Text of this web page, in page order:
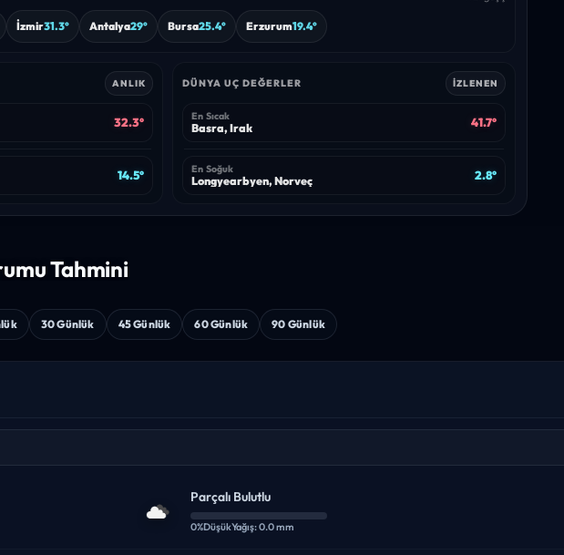
İzmir31.3° Antalya29° Bursa25.4° Erzurum19.4°
ANLIK
32.3°
14.5°
DÜNYA UÇ DEĞERLER İZLENEN
En Sıcak
Basra, Irak 41.7°
En Soğuk
Longyearbyen, Norveç 2.8°
Tahmini
30 Günlük 45 Günlük 60 Günlük 90 Günlük
Parçalı Bulutlu
0%DüşükYağış: 0.0 mm